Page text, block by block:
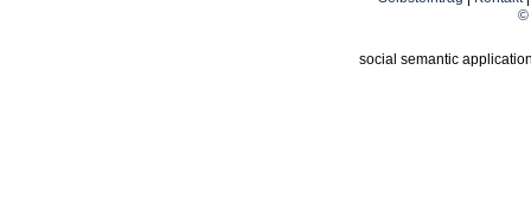
©
social semantic